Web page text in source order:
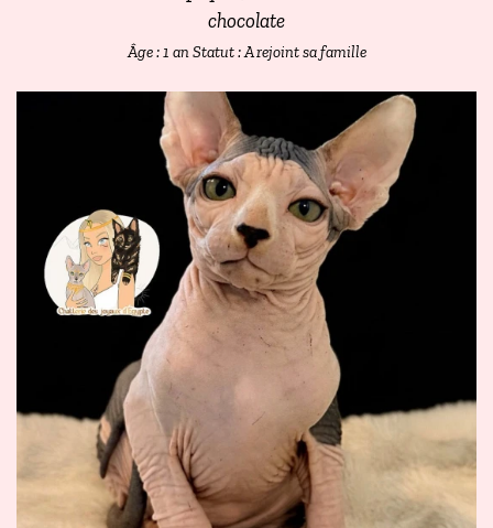
chocolate
Âge : 1 anStatut : A rejoint sa famille